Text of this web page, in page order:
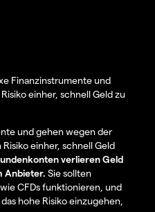
Finanzinstrumente und
einher, schnell Geld zu
und gehen wegen der
einher, schnell Geld
verlieren Geld
Anbieter. Sie sollten
CFDs funktionieren, und
hohe Risiko einzugehen,